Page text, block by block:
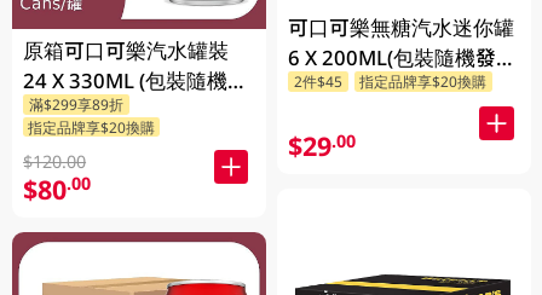
原箱可口可樂汽水罐裝
24 X 330ML (包裝隨機發
送)
滿$299享89折
指定品牌享$20換購
$120.00
$80.00
可口可樂無糖汽水迷你罐
6 X 200ML(包裝隨機發
送)
2件$45 指定品牌享$20換購
$29.00